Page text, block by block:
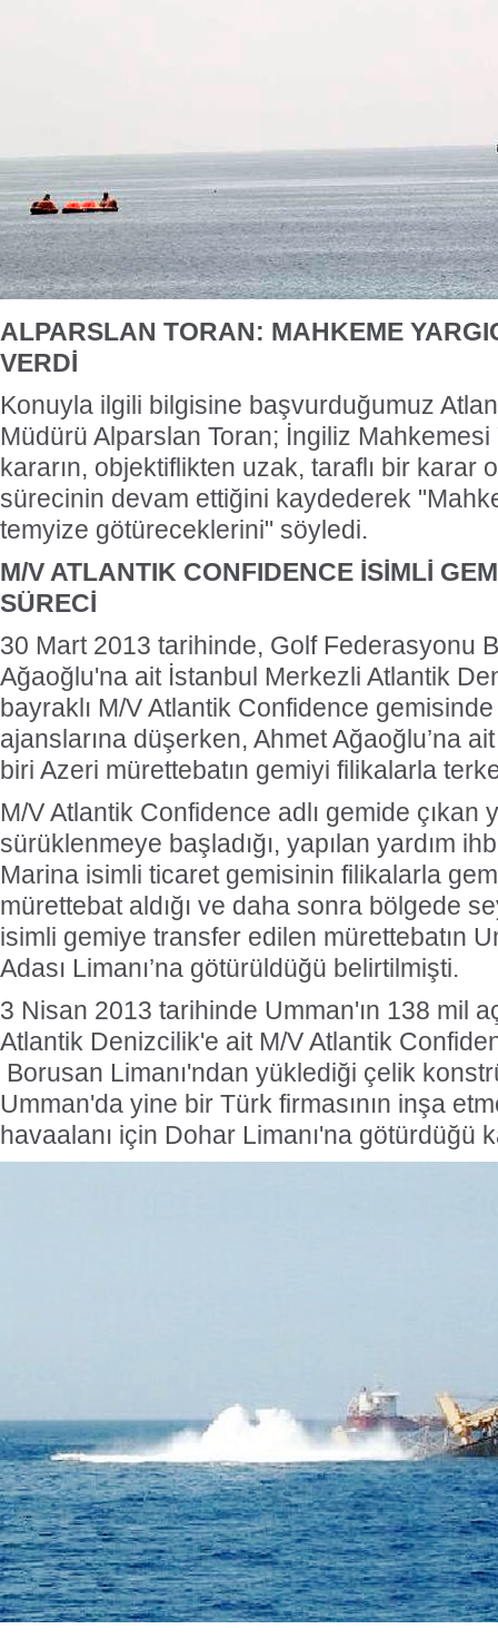
ALPARSLAN TORAN: MAHKEME
VERDİ
Konuyla ilgili bilgisine başvurduğumuz
Müdürü Alparslan Toran; İngiliz Mahkemesi
kararın, objektiflikten uzak, taraflı bir karar
sürecinin devam ettiğini kaydederek
temyize götüreceklerini" söyledi.
M/V ATLANTIK CONFIDENCE İSİMLİ
SÜRECİ
30 Mart 2013 tarihinde, Golf Federasyonu
Ağaoğlu'na ait İstanbul Merkezli Atlantik
bayraklı M/V Atlantik Confidence gemisinde
ajanslarına düşerken, Ahmet Ağaoğlu’na
biri Azeri mürettebatın gemiyi filikalarla
M/V Atlantik Confidence adlı gemide çıkan
sürüklenmeye başladığı, yapılan yardım
Marina isimli ticaret gemisinin filikalarla
mürettebat aldığı ve daha sonra bölgede
isimli gemiye transfer edilen mürettebatın
Adası Limanı’na götürüldüğü belirtilmişti.
3 Nisan 2013 tarihinde Umman'ın 138 mil
Atlantik Denizcilik'e ait M/V Atlantik
Borusan Limanı'ndan yüklediği çelik
Umman'da yine bir Türk firmasının inşa
havaalanı için Dohar Limanı'na götürdüğü